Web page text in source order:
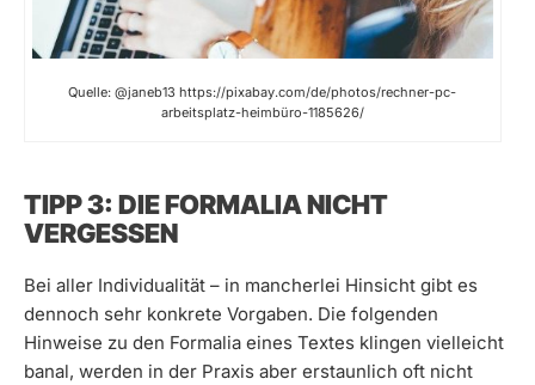
Quelle: @janeb13 https://pixabay.com/de/photos/rechner-pc-
arbeitsplatz-heimbüro-1185626/
TIPP 3: DIE FORMALIA NICHT
VERGESSEN
Bei aller Individualität – in mancherlei Hinsicht gibt es
dennoch sehr konkrete Vorgaben. Die folgenden
Hinweise zu den Formalia eines Textes klingen vielleicht
banal, werden in der Praxis aber erstaunlich oft nicht